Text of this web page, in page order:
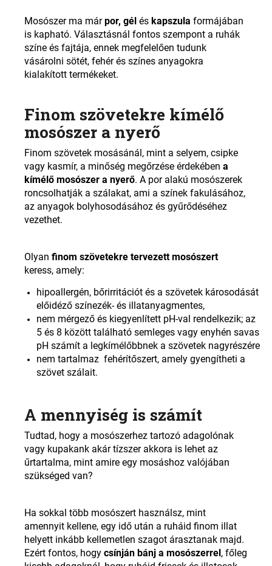
Mosószer ma márpor, gél és kapszula formájában
is kapható. Választásnál fontos szempont a ruhák
színe és fajtája, ennek megfelelően tudunk
vásárolni sötét, fehér és színes anyagokra
kialakított termékeket.
Finom szövetekre kímélő
mosószer a nyerő
Finom szövetek mosásánál, mint a selyem, csipke
vagy kasmír, a minőség megőrzése érdekében a
kímélő mosószer a nyerő. A por alakú mosószerek
roncsolhatják a szálakat, ami a színek fakulásához,
az anyagok bolyhosodásához és gyűrődéséhez
vezethet.
Olyan finom szövetekre tervezett mosószert
keress, amely:
hipoallergén, bőrirritációt és a szövetek károsodását
előidéző színezék- és illatanyagmentes,
nem mérgező és kiegyenlített pH-val rendelkezik; az
5 és 8 között található semleges vagy enyhén savas
pH számít a legkímélőbbnek a szövetek nagyrészére
nem tartalmaz fehérítőszert, amely gyengítheti a
szövet szálait.
A mennyiség is számít
Tudtad, hogy a mosószerhez tartozó adagolónak
vagy kupakank akár tízszer akkora is lehet az
űrtartalma, mint amire egy mosáshoz valójában
szükséged van?
Ha sokkal több mosószert használsz, mint
amennyit kellene, egy idő után a ruháid finom illat
helyett inkább kellemetlen szagot árasztanak majd.
Ezért fontos, hogy csínján bánj a mosószerrel, főleg